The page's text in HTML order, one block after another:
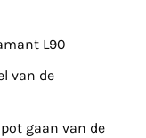
L90
van de
gaan van de